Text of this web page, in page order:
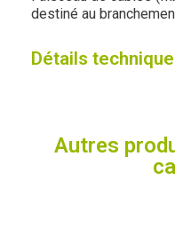
destiné au
Détails
Autres